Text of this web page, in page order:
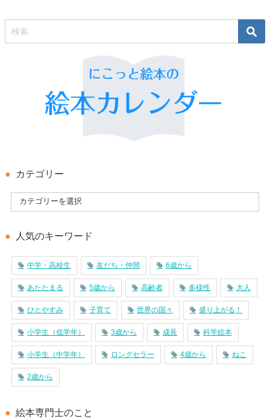
カテゴリー
人気のキーワード
中学・高校生 友だち・仲間 6歳から
あたたまる 5歳から 高齢者 多様性 大人
ひとやすみ 子育て 世界の国々 盛り上がる！
小学生（低学年） 3歳から 成長 科学絵本
小学生（中学年） ロングセラー 4歳から ねこ
2歳から
絵本専門士のこと